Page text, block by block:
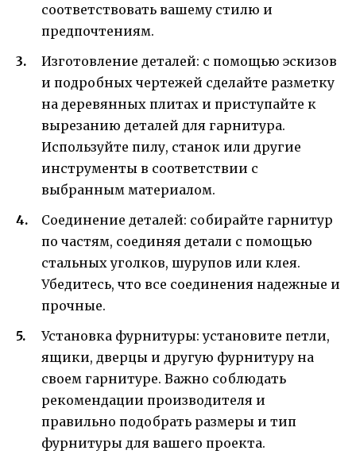
соответствовать вашему стилю и
предпочтениям.
Изготовление деталей: с помощью эскизов
и подробных чертежей сделайте разметку
на деревянных плитах и приступайте к
вырезанию деталей для гарнитура.
Используйте пилу, станок или другие
инструменты в соответствии с
выбранным материалом.
Соединение деталей: собирайте гарнитур
по частям, соединяя детали с помощью
стальных уголков, шурупов или клея.
Убедитесь, что все соединения надежные и
прочные.
Установка фурнитуры: установите петли,
ящики, дверцы и другую фурнитуру на
своем гарнитуре. Важно соблюдать
рекомендации производителя и
правильно подобрать размеры и тип
фурнитуры для вашего проекта.